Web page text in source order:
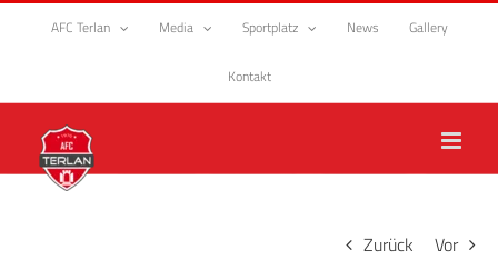
Zum
AFC Terlan Media Sportplatz News Gallery
Kontakt
Zurück Vor